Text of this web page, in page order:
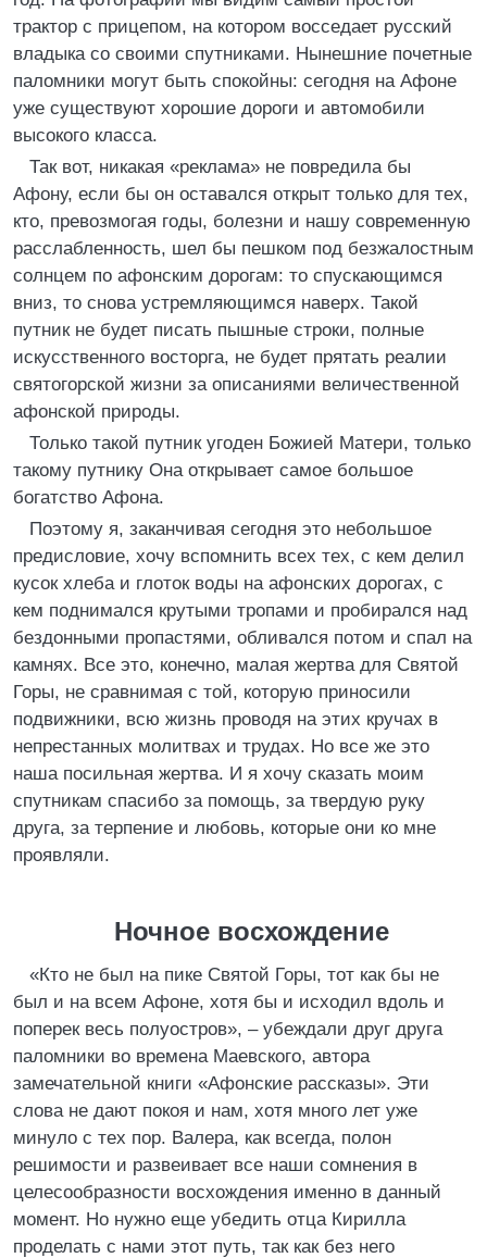
трактор с прицепом, на котором восседает русский
владыка со своими спутниками. Нынешние почетные
паломники могут быть спокойны: сегодня на Афоне
уже существуют хорошие дороги и автомобили
высокого класса.
Так вот, никакая «реклама» не повредила бы
Афону, если бы он оставался открыт только для тех,
кто, превозмогая годы, болезни и нашу современную
расслабленность, шел бы пешком под безжалостным
солнцем по афонским дорогам: то спускающимся
вниз, то снова устремляющимся наверх. Такой
путник не будет писать пышные строки, полные
искусственного восторга, не будет прятать реалии
святогорской жизни за описаниями величественной
афонской природы.
Только такой путник угоден Божией Матери, только
такому путнику Она открывает самое большое
богатство Афона.
Поэтому я, заканчивая сегодня это небольшое
предисловие, хочу вспомнить всех тех, с кем делил
кусок хлеба и глоток воды на афонских дорогах, с
кем поднимался крутыми тропами и пробирался над
бездонными пропастями, обливался потом и спал на
камнях. Все это, конечно, малая жертва для Святой
Горы, не сравнимая с той, которую приносили
подвижники, всю жизнь проводя на этих кручах в
непрестанных молитвах и трудах. Но все же это
наша посильная жертва. И я хочу сказать моим
спутникам спасибо за помощь, за твердую руку
друга, за терпение и любовь, которые они ко мне
проявляли.
Ночное восхождение
«Кто не был на пике Святой Горы, тот как бы не
был и на всем Афоне, хотя бы и исходил вдоль и
поперек весь полуостров», – убеждали друг друга
паломники во времена Маевского, автора
замечательной книги «Афонские рассказы». Эти
слова не дают покоя и нам, хотя много лет уже
минуло с тех пор. Валера, как всегда, полон
решимости и развеивает все наши сомнения в
целесообразности восхождения именно в данный
момент. Но нужно еще убедить отца Кирилла
проделать с нами этот путь, так как без него